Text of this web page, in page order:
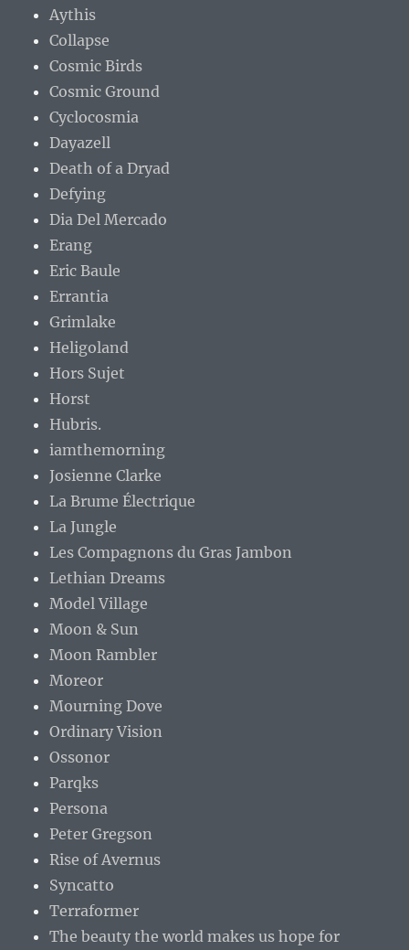
Aythis
Collapse
Cosmic Birds
Cosmic Ground
Cyclocosmia
Dayazell
Death of a Dryad
Defying
Dia Del Mercado
Erang
Eric Baule
Errantia
Grimlake
Heligoland
Hors Sujet
Horst
Hubris.
iamthemorning
Josienne Clarke
La Brume Électrique
La Jungle
Les Compagnons du Gras Jambon
Lethian Dreams
Model Village
Moon & Sun
Moon Rambler
Moreor
Mourning Dove
Ordinary Vision
Ossonor
Parqks
Persona
Peter Gregson
Rise of Avernus
Syncatto
Terraformer
The beauty the world makes us hope for